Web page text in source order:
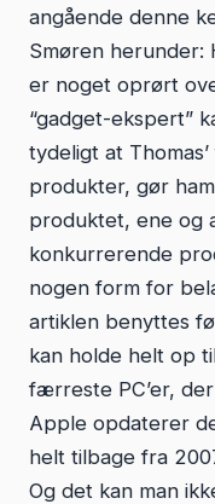
angående denne
Smøren herunder:
er noget oprørt
“gadget-ekspert”
tydeligt at
produkter, gør
produktet, ene og
konkurrerende
nogen form for
artiklen benyttes
kan holde helt op
færreste PC’er,
Apple opdaterer
helt tilbage fra
Og det kan man